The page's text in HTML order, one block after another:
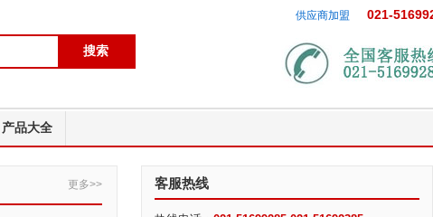
供应商加盟 021-
产品大全
更多>> 客服热线